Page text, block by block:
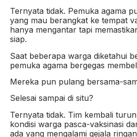
Ternyata tidak. Pemuka agama
yang mau berangkat ke tempat
hanya mengantar tapi
siap.
Saat beberapa warga diketahui
pemuka agama bergegas
Mereka pun pulang bersama-
Selesai sampai di situ?
Ternyata tidak. Tim kembali
kondisi warga pasca-vaksinasi
ada yang mengalami gejala